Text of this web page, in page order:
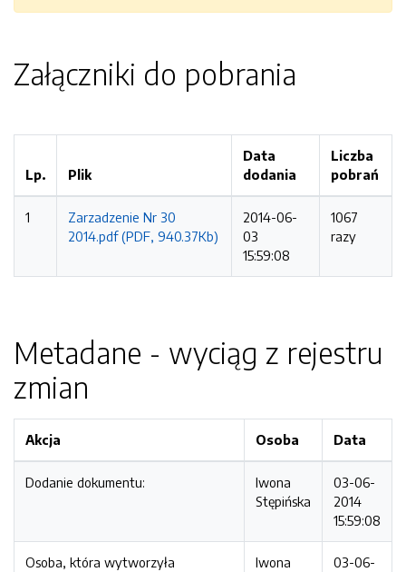
Załączniki do pobrania
Lp. Plik
Data
dodania
Liczba
pobrań
1
Zarzadzenie Nr 30
2014.pdf (PDF, 940.37Kb)
2014-06-
03
15:59:08
1067
razy
Metadane - wyciąg z rejestru
zmian
Akcja Osoba Data
Dodanie dokumentu:
Iwona
Stępińska
03-06-
2014
15:59:08
Osoba, która wytworzyła
Iwona
03-06-